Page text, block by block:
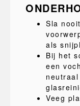
Sla
als
Bij het
een
Veeg